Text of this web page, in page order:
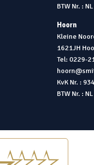
BTW Nr. :
Hoorn
Kleine
1621JH
Tel: 0229-
KvK Nr. :
BTW Nr. :